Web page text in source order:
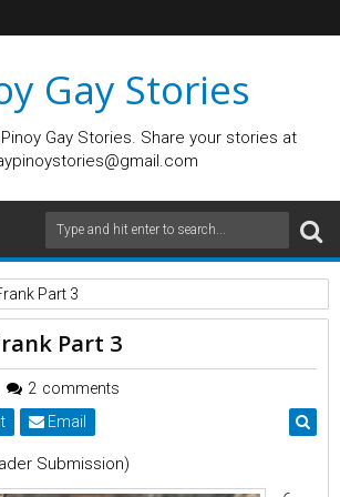
Gay Stories
Gay Stories. Share your stories at
Part 3
Part 3
2 comments
Email
Submission)